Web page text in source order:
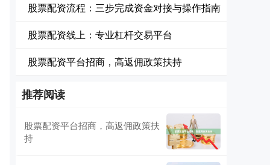
股票配资流程：三步完成资金对接与操作指南
股票配资线上：专业杠杆交易平台
股票配资平台招商，高返佣政策扶持
推荐阅读
股票配资平台招商，高返佣政策扶
持